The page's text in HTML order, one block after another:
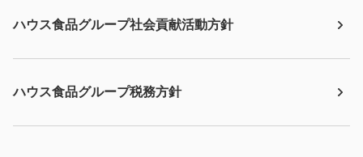
ハウス食品グループ社会貢献活動方針
ハウス食品グループ税務方針